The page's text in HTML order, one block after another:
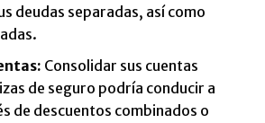
deudas separadas, así como
Consolidar sus cuentas
de seguro podría conducir a
de descuentos combinados o